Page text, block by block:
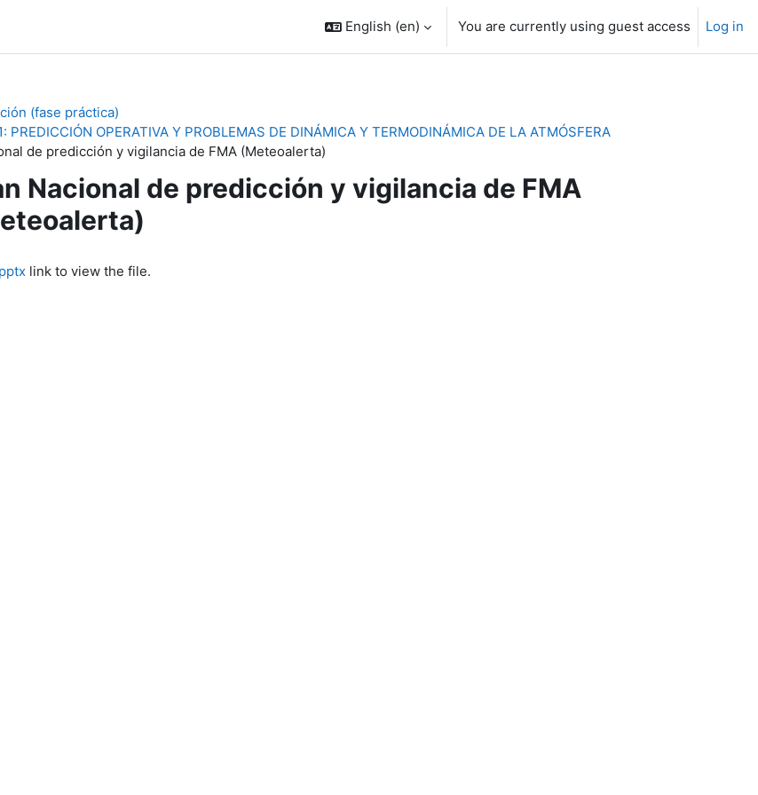
English ‎(en)‎ You are currently using guest access Log in
(fase práctica)
PREDICCIÓN OPERATIVA Y PROBLEMAS DE DINÁMICA Y TERMODINÁMICA DE LA ATMÓSFERA
de predicción y vigilancia de FMA (Meteoalerta)
Nacional de predicción y vigilancia de FMA
link to view the file.